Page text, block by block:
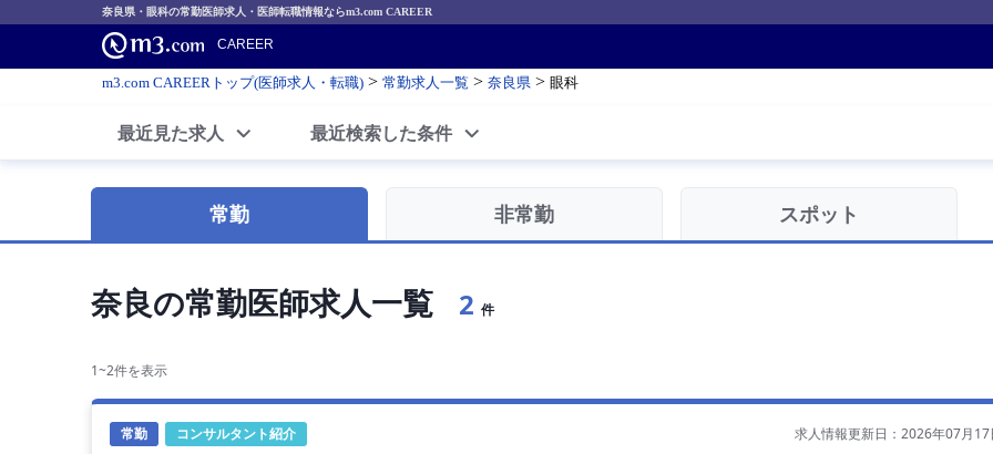
奈良県・眼科の常勤医師求人・医師転職情報ならm3.com CAREER
CAREER
m3.com CAREERトップ(医師求人・転職) > 常勤求人一覧 > 奈良県 > 眼科
最近見た求人 最近検索した条件
常勤 非常勤 スポット
奈良の常勤医師求人一覧 2 件
1~2件を表示
常勤 コンサルタント紹介 求人情報更新日：2026年07月17